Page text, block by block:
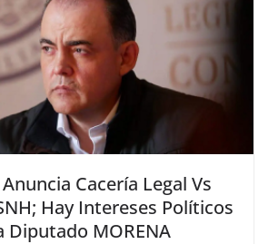
Cacería Legal Vs
Hay Intereses Políticos
Diputado MORENA